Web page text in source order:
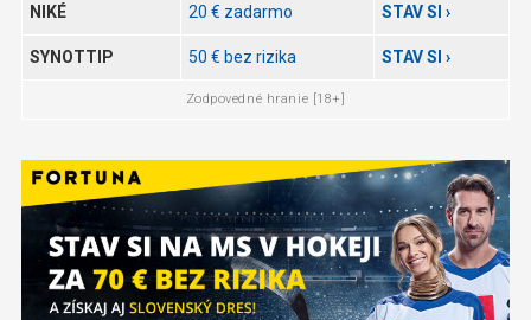
NIKÉ 20 € zadarmo STAV SI ›
SYNOTTIP 50 € bez rizika STAV SI ›
Zodpovedné hranie [18+]